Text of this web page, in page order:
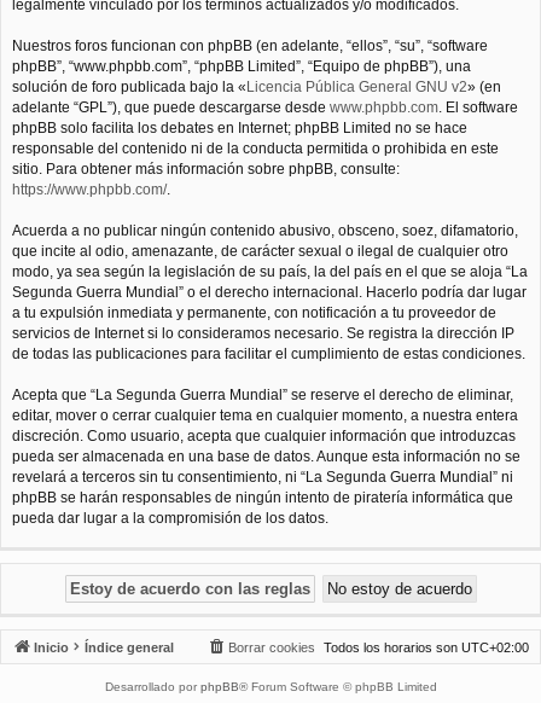
legalmente vinculado por los términos actualizados y/o modificados.
Nuestros foros funcionan con phpBB (en adelante, “ellos”, “su”, “software
phpBB”, “www.phpbb.com”, “phpBB Limited”, “Equipo de phpBB”), una
solución de foro publicada bajo la «Licencia Pública General GNU v2» (en
adelante “GPL”), que puede descargarse desde www.phpbb.com. El software
phpBB solo facilita los debates en Internet; phpBB Limited no se hace
responsable del contenido ni de la conducta permitida o prohibida en este
sitio. Para obtener más información sobre phpBB, consulte:
https://www.phpbb.com/.
Acuerda a no publicar ningún contenido abusivo, obsceno, soez, difamatorio,
que incite al odio, amenazante, de carácter sexual o ilegal de cualquier otro
modo, ya sea según la legislación de su país, la del país en el que se aloja “La
Segunda Guerra Mundial” o el derecho internacional. Hacerlo podría dar lugar
a tu expulsión inmediata y permanente, con notificación a tu proveedor de
servicios de Internet si lo consideramos necesario. Se registra la dirección IP
de todas las publicaciones para facilitar el cumplimiento de estas condiciones.
Acepta que “La Segunda Guerra Mundial” se reserve el derecho de eliminar,
editar, mover o cerrar cualquier tema en cualquier momento, a nuestra entera
discreción. Como usuario, acepta que cualquier información que introduzcas
pueda ser almacenada en una base de datos. Aunque esta información no se
revelará a terceros sin tu consentimiento, ni “La Segunda Guerra Mundial” ni
phpBB se harán responsables de ningún intento de piratería informática que
pueda dar lugar a la compromisión de los datos.
Inicio Índice general Todos los horarios son UTC+02:00
Borrar cookies
Desarrollado por phpBB® Forum Software © phpBB Limited